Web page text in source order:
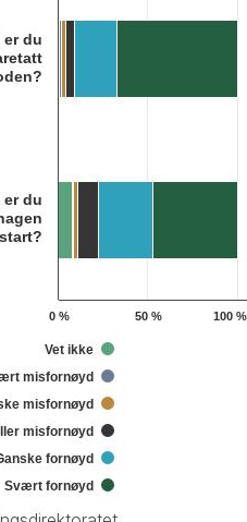
Data ranges from 0.7 to 100.1.
du
du
0 % 100 %
50 %
Vet ikke
misfornøyd
misfornøyd
misfornøyd
fornøyd
Svært fornøyd